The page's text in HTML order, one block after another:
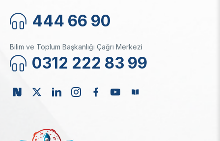
444 66 90
Bilim ve Toplum Başkanlığı Çağrı Merkezi
0312 222 83 99